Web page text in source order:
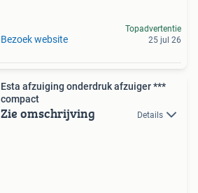
Bezoek website
Topadvertentie
25 jul 26
Esta afzuiging onderdruk afzuiger ***
compact
Zie omschrijving Details